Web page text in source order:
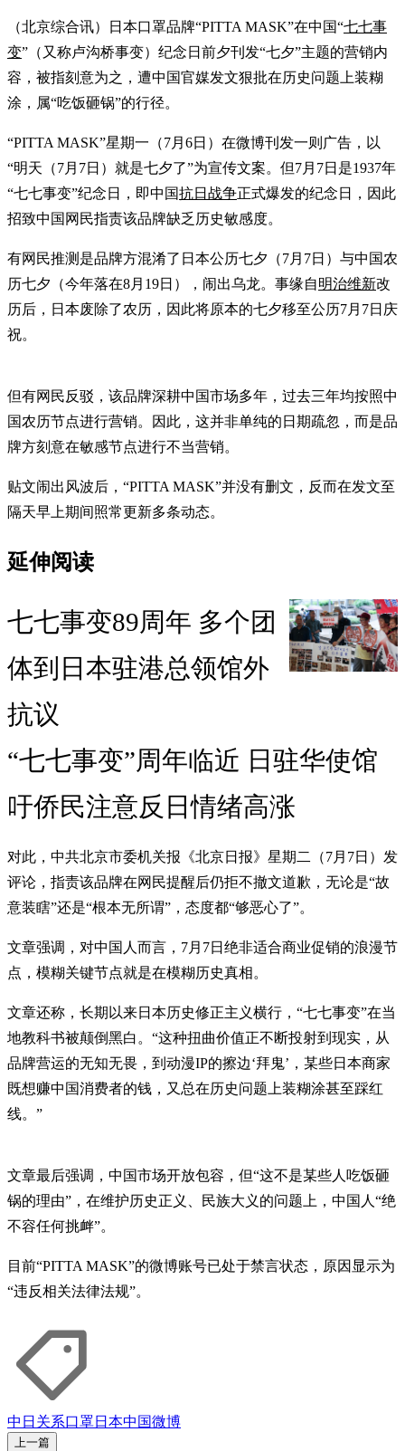
（北京综合讯）日本口罩品牌“PITTA MASK”在中国“七七事
变”（又称卢沟桥事变）纪念日前夕刊发“七夕”主题的营销内
容，被指刻意为之，遭中国官媒发文狠批在历史问题上装糊
涂，属“吃饭砸锅”的行径。
“PITTA MASK”星期一（7月6日）在微博刊发一则广告，以
“明天（7月7日）就是七夕了”为宣传文案。但7月7日是1937年
“七七事变”纪念日，即中国抗日战争正式爆发的纪念日，因此
招致中国网民指责该品牌缺乏历史敏感度。
有网民推测是品牌方混淆了日本公历七夕（7月7日）与中国农
历七夕（今年落在8月19日），闹出乌龙。事缘自明治维新改
历后，日本废除了农历，因此将原本的七夕移至公历7月7日庆
祝。
但有网民反驳，该品牌深耕中国市场多年，过去三年均按照中
国农历节点进行营销。因此，这并非单纯的日期疏忽，而是品
牌方刻意在敏感节点进行不当营销。
贴文闹出风波后，“PITTA MASK”并没有删文，反而在发文至
隔天早上期间照常更新多条动态。
延伸阅读
七七事变89周年 多个团
体到日本驻港总领馆外
抗议
“七七事变”周年临近 日驻华使馆
吁侨民注意反日情绪高涨
对此，中共北京市委机关报《北京日报》星期二（7月7日）发
评论，指责该品牌在网民提醒后仍拒不撤文道歉，无论是“故
意装瞎”还是“根本无所谓”，态度都“够恶心了”。
文章强调，对中国人而言，7月7日绝非适合商业促销的浪漫节
点，模糊关键节点就是在模糊历史真相。
文章还称，长期以来日本历史修正主义横行，“七七事变”在当
地教科书被颠倒黑白。“这种扭曲价值正不断投射到现实，从
品牌营运的无知无畏，到动漫IP的擦边‘拜鬼’，某些日本商家
既想赚中国消费者的钱，又总在历史问题上装糊涂甚至踩红
线。”
文章最后强调，中国市场开放包容，但“这不是某些人吃饭砸
锅的理由”，在维护历史正义、民族大义的问题上，中国人“绝
不容任何挑衅”。
目前“PITTA MASK”的微博账号已处于禁言状态，原因显示为
“违反相关法律法规”。
中日关系口罩日本中国微博
上一篇